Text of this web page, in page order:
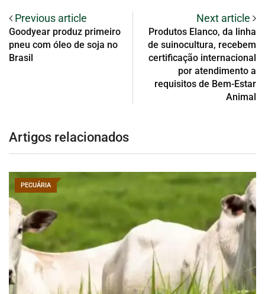
Previous article
Goodyear produz primeiro
pneu com óleo de soja no
Brasil
Next article
Produtos Elanco, da linha
de suinocultura, recebem
certificação internacional
por atendimento a
requisitos de Bem-Estar
Animal
Artigos relacionados
PECUÁRIA